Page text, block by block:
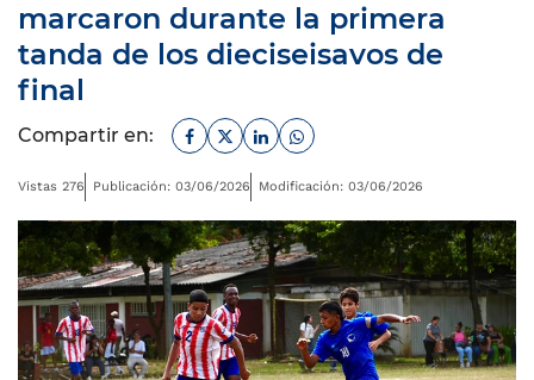
marcaron durante la primera
tanda de los dieciseisavos de
final
Compartir en: Facebook
TwitterLinkedinWhatsapp
Vistas 276 Publicación: 03/06/2026 Modificación: 03/06/2026